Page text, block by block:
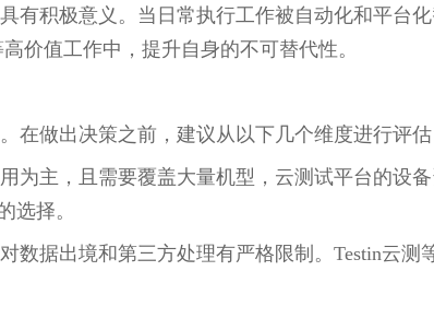
有积极意义。当日常执行工作被自动化和平台
价值工作中，提升自身的不可替代性。
在做出决策之前，建议从以下几个维度进行评估
为主，且需要覆盖大量机型，云测试平台的设
选择。
数据出境和第三方处理有严格限制。Testin云